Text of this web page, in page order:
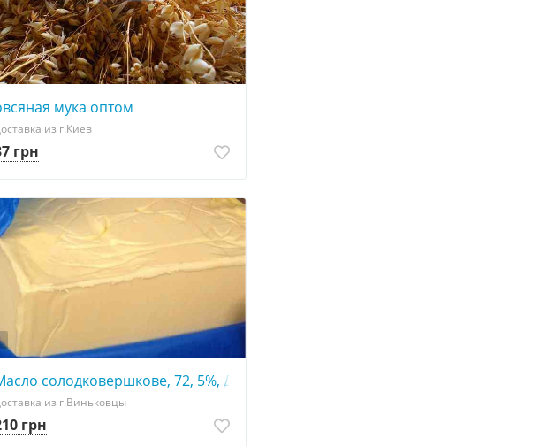
мука оптом
из г.Киев
грн
солодковершкове, 72, 5%, ДСТУ
из г.Виньковцы
грн